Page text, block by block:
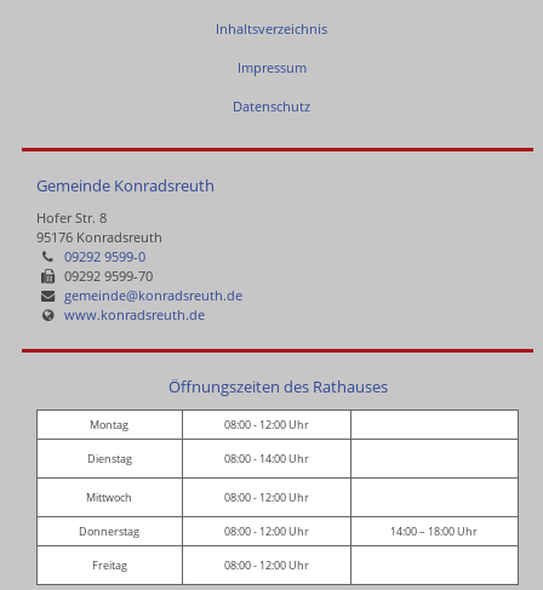
Inhaltsverzeichnis
Impressum
Datenschutz
Gemeinde Konradsreuth
Hofer Str. 8
95176 Konradsreuth
09292 9599-0
09292 9599-70
gemeinde@konradsreuth.de
www.konradsreuth.de
Öffnungszeiten des Rathauses
Montag 08:00 - 12:00 Uhr
Dienstag 08:00 - 14:00 Uhr
Mittwoch 08:00 - 12:00 Uhr
Donnerstag 08:00 - 12:00 Uhr 14:00 – 18:00 Uhr
Freitag 08:00 - 12:00 Uhr